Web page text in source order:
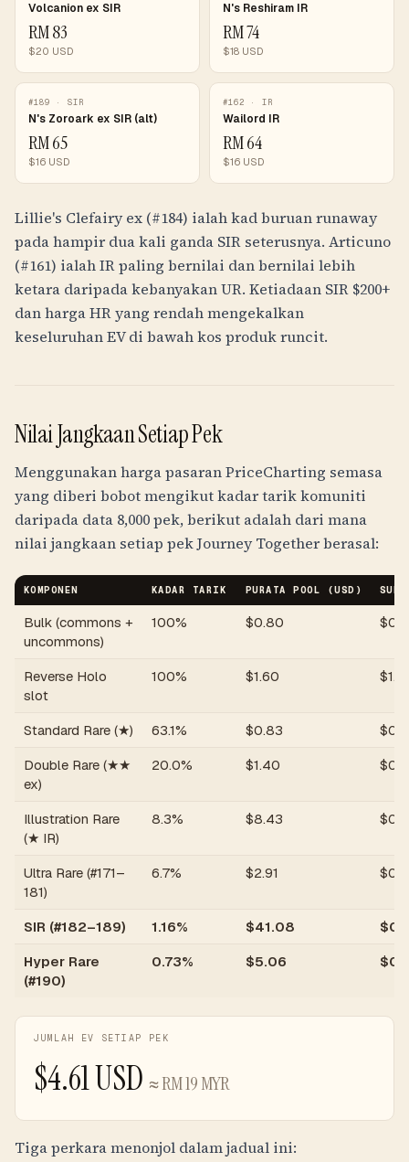
Volcanion ex SIR
RM83
$20 USD
N's Reshiram IR
RM74
$18 USD
#189 · SIR
N's Zoroark ex SIR (alt)
RM65
$16 USD
#162 · IR
Wailord IR
RM64
$16 USD
Lillie's Clefairy ex (#184) ialah kad buruan runaway
pada hampir dua kali ganda SIR seterusnya. Articuno
(#161) ialah IR paling bernilai dan bernilai lebih
ketara daripada kebanyakan UR. Ketiadaan SIR $200+
dan harga HR yang rendah mengekalkan
keseluruhan EV di bawah kos produk runcit.
Nilai Jangkaan Setiap Pek
Menggunakan harga pasaran PriceCharting semasa
yang diberi bobot mengikut kadar tarik komuniti
daripada data 8,000 pek, berikut adalah dari mana
nilai jangkaan setiap pek Journey Together berasal:
KOMPONEN KADAR TARIK PURATA POOL (USD)
Bulk (commons +
uncommons)
100% $0.80 $
Reverse Holo
slot
100% $1.60 $
Standard Rare (★) 63.1% $0.83 $
Double Rare (★★
ex)
20.0% $1.40 $
Illustration Rare
(★ IR)
8.3% $8.43 $
Ultra Rare (#171–
181)
6.7% $2.91 $
SIR (#182–189) 1.16% $41.08 $
Hyper Rare
(#190)
0.73% $5.06 $
JUMLAH EV SETIAP PEK
$4.61USD ≈RM19MYR
Tiga perkara menonjol dalam jadual ini: